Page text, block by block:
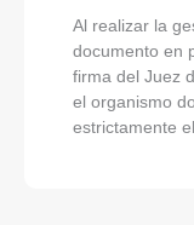
Al realizar la
documento en
firma del Juez
el organismo
estrictamente